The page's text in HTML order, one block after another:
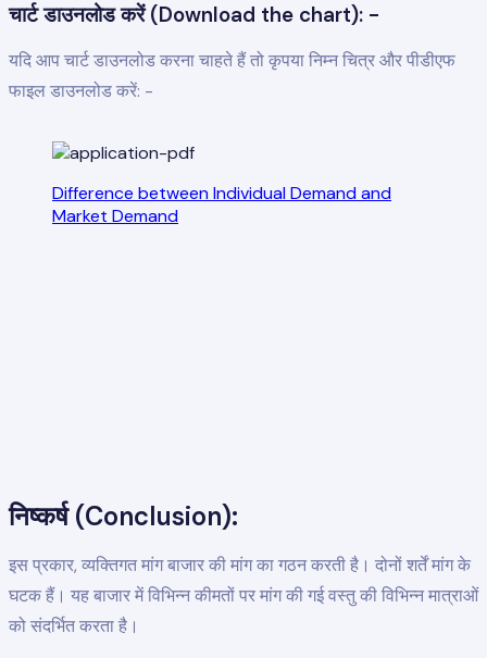
चार्ट डाउनलोड करें (Download the chart): -
यदि आप चार्ट डाउनलोड करना चाहते हैं तो कृपया निम्न चित्र और पीडीएफ
फाइल डाउनलोड करें: -
Difference between Individual Demand and
Market Demand
निष्कर्ष (Conclusion):
इस प्रकार, व्यक्तिगत मांग बाजार की मांग का गठन करती है। दोनों शर्तें मांग के
घटक हैं। यह बाजार में विभिन्न कीमतों पर मांग की गई वस्तु की विभिन्न मात्राओं
को संदर्भित करता है।